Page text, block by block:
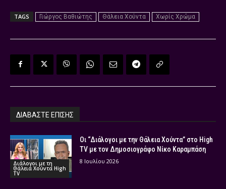
TAGS Γιώργος Βαθιώτης Θάλεια Χούντα Χωρίς Χρώμα
ΔΙΑΒΑΣΤΕ ΕΠΙΣΗΣ
Διάλογοι με τη
Θάλεια Χούντα High
TV
Οι “Διάλογοι με την Θάλεια Χούντα” στο High
TV με τον Δημοσιογράφο Νίκο Καραμπάση
8 Ιουλίου 2026